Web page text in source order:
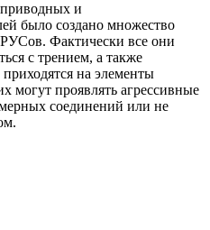
и
было создано множество
Фактически все они
с трением, а также
на элементы
могут проявлять агрессивные
соединений или не